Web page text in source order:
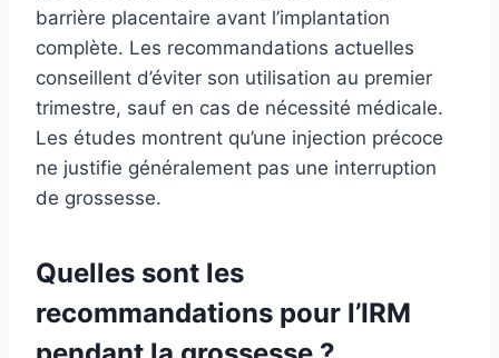
barrière placentaire avant l’implantation
complète. Les recommandations actuelles
conseillent d’éviter son utilisation au premier
trimestre, sauf en cas de nécessité médicale.
Les études montrent qu’une injection précoce
ne justifie généralement pas une interruption
de grossesse.
Quelles sont les
recommandations pour l’IRM